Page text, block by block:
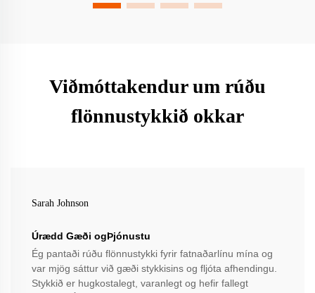
Viðmóttakendur um rúðu
flönnustykkið okkar
Sarah Johnson
Úrædd Gæði ogÞjónustu
Ég pantaði rúðu flönnustykki fyrir fatnaðarlínu mína og
var mjög sáttur við gæði stykkisins og fljóta afhendingu.
Stykkið er hugkostalegt, varanlegt og hefir fallegt